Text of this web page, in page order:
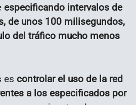
especificando intervalos de
de unos 100 milisegundos,
del tráfico mucho menos
es controlar el uso de la red
a los especificados por